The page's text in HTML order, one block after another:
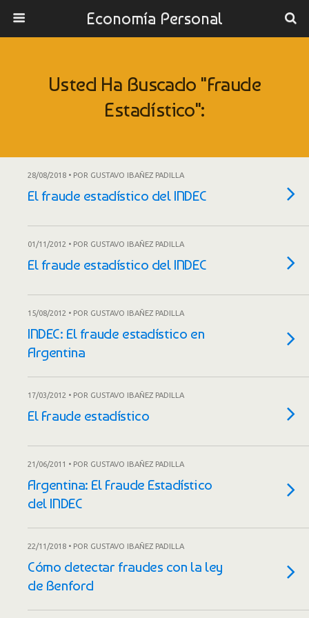
Economía Personal
Usted Ha Buscado "fraude
Estadístico":
28/08/2018 • POR GUSTAVO IBAÑEZ PADILLA
El fraude estadístico del INDEC
01/11/2012 • POR GUSTAVO IBAÑEZ PADILLA
El fraude estadístico del INDEC
15/08/2012 • POR GUSTAVO IBAÑEZ PADILLA
INDEC: El fraude estadístico en
Argentina
17/03/2012 • POR GUSTAVO IBAÑEZ PADILLA
El Fraude estadístico
21/06/2011 • POR GUSTAVO IBAÑEZ PADILLA
Argentina: El Fraude Estadístico
del INDEC
22/11/2018 • POR GUSTAVO IBAÑEZ PADILLA
Cómo detectar fraudes con la ley
de Benford